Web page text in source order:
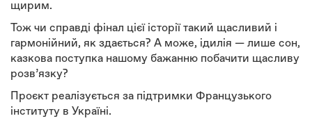
щирим.
Тож чи справді фінал цієї історії такий щасливий і
гармонійний, як здається? А може, ідилія — лише сон,
казкова поступка нашому бажанню побачити щасливу
розв’язку?
Проєкт реалізується за підтримки Французького
інституту в Україні.